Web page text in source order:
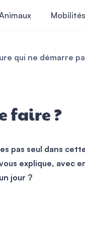
qui ne démarre
faire ?
pas seul dans
explique, avec
jour ?